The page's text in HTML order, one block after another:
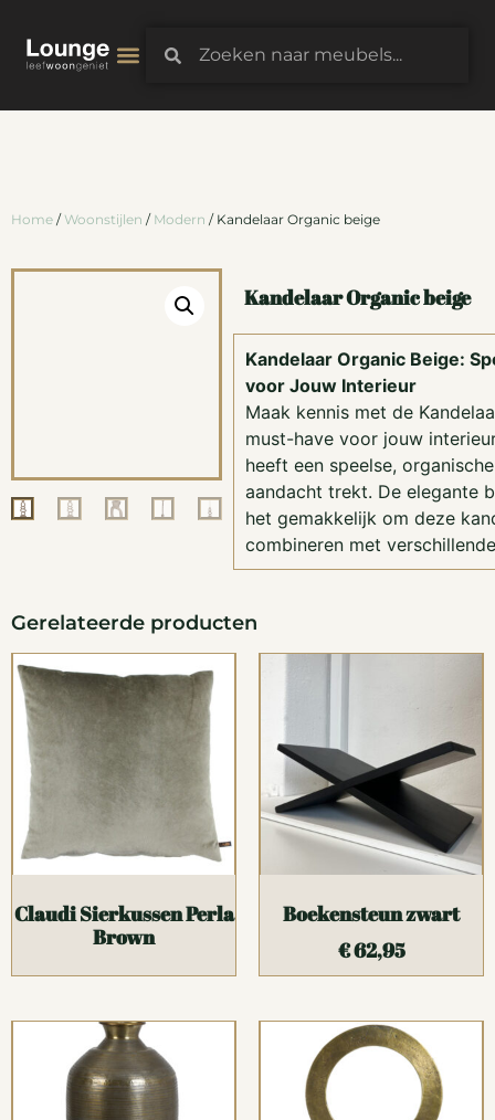
Home / Woonstijlen / Modern / Kandelaar Organic beige
Kandelaar Organic beige
Kandelaar Organic Beige:
voor Jouw Interieur
Maak kennis met de
must-have voor jouw
heeft een speelse,
aandacht trekt. De elegante
het gemakkelijk om deze
combineren met
Gerelateerde producten
Claudi Sierkussen Perla
Brown
Boekensteun zwart
€62,95